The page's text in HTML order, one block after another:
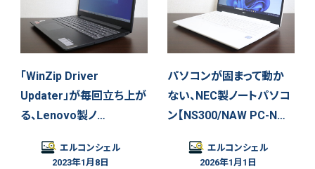
「WinZip Driver
Updater」が毎回立ち上が
る、Lenovo製ノ…
エルコンシェル
2023年1月8日
パソコンが固まって動か
ない、NEC製ノートパソコ
ン【NS300/NAW PC-N…
エルコンシェル
2026年1月1日